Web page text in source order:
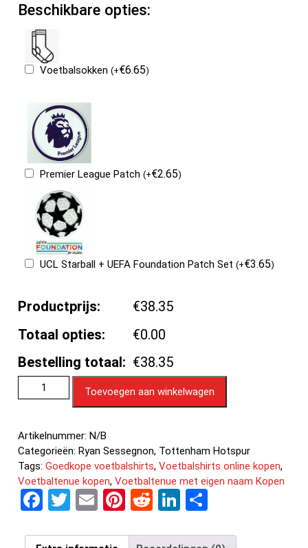
Beschikbare opties:
Voetbalsokken(+€6.65)
Premier League Patch(+€2.65)
UCL Starball + UEFA Foundation Patch Set(+€3.65)
Productprijs:
€38.35
Totaal opties:
€0.00
Bestelling totaal: €38.35
Toevoegen aan winkelwagen
Artikelnummer: N/B
Categorieën: Ryan Sessegnon, Tottenham Hotspur
Tags:Goedkope voetbalshirts,Voetbalshirts online kopen,
Voetbaltenue kopen,Voetbaltenue met eigen naam Kopen
F
T
E
Pi
R
Li